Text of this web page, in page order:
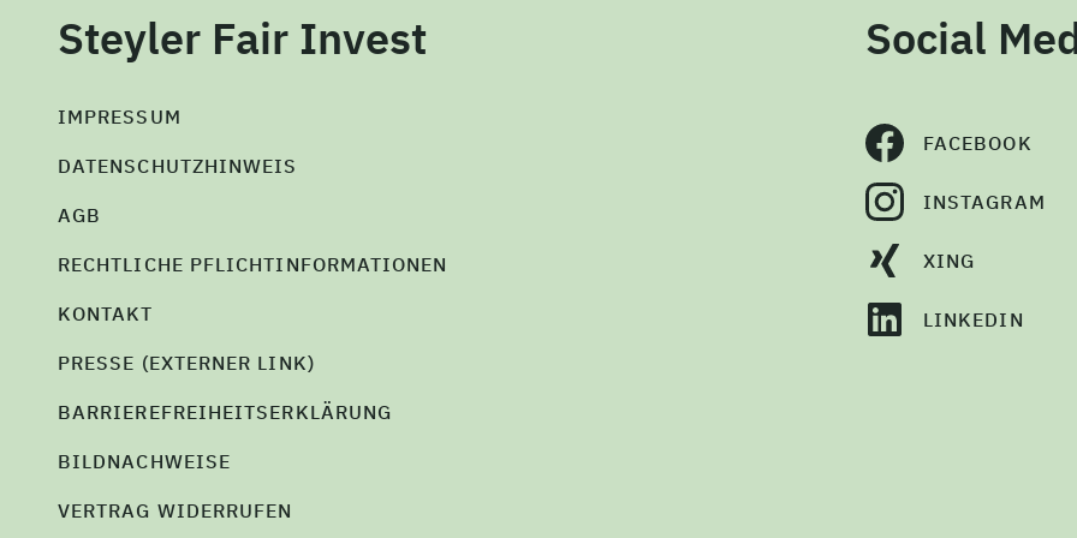
Steyler Fair Invest
IMPRESSUM
DATENSCHUTZHINWEIS
AGB
RECHTLICHE PFLICHTINFORMATIONEN
KONTAKT
PRESSE (EXTERNER LINK)
BARRIEREFREIHEITSERKLÄRUNG
BILDNACHWEISE
VERTRAG WIDERRUFEN
Social
FACEBOOK
INSTAGRAM
XING
LINKEDIN